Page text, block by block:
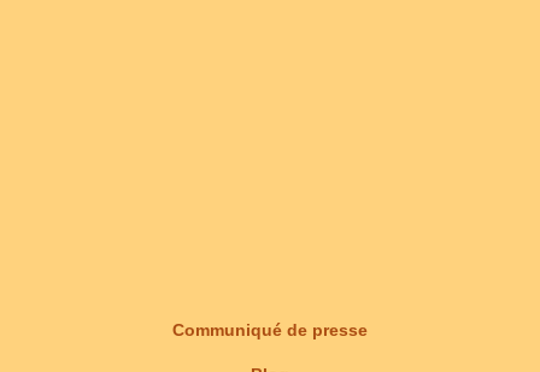
Communiqué de presse